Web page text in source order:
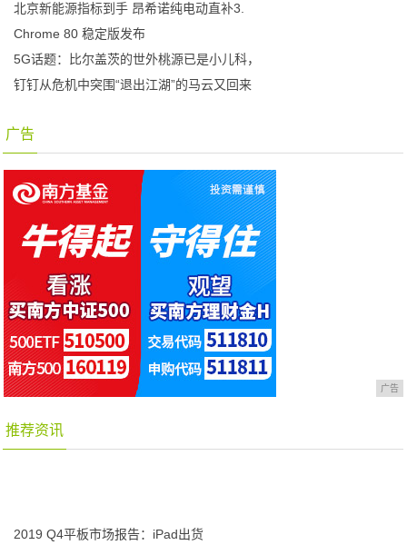
北京新能源指标到手 昂希诺纯电动直补3.
Chrome 80 稳定版发布
5G话题：比尔盖茨的世外桃源已是小儿科，
钉钉从危机中突围“退出江湖”的马云又回来
广告
广告
推荐资讯
2019 Q4平板市场报告：iPad出货